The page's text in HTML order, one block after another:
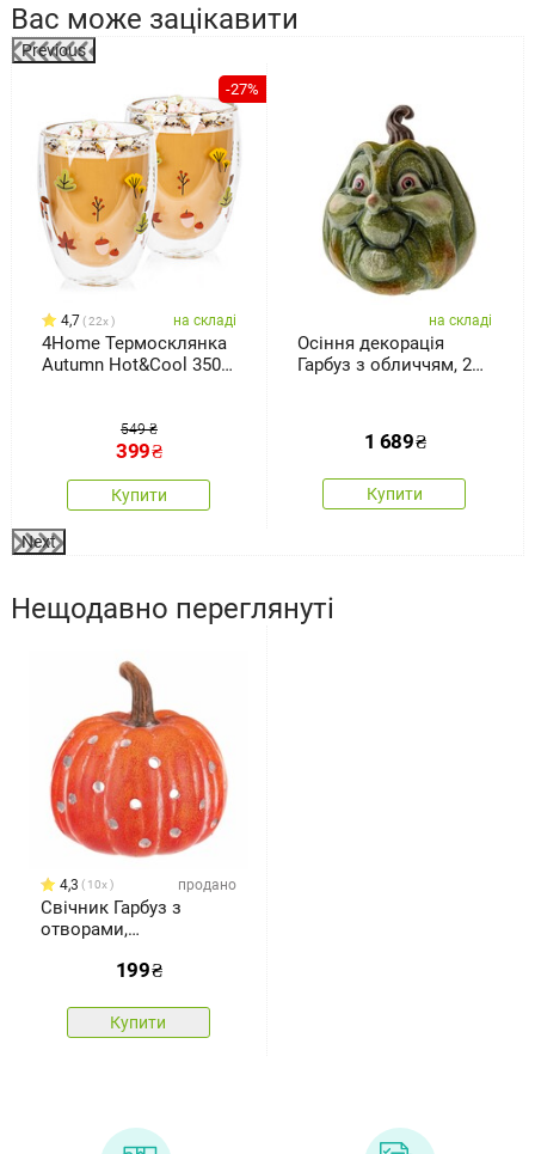
Вас може зацікавити
Previous
-27%
4,7 22x на складі
4Home Термосклянка
Autumn Hot&Cool 350
549 ₴
399₴
Купити
на складі
Осіння декорація
Гарбуз з обличчям, 27
1 689₴
Купити
Next
Нещодавно переглянуті
4,3 10x продано
Свічник Гарбуз з
отворами,
кераміка, діаметр 14
199₴
Купити